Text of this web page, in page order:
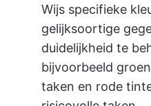
Wijs specifieke
gelijksoortige
duidelijkheid te
bijvoorbeeld
taken en rode